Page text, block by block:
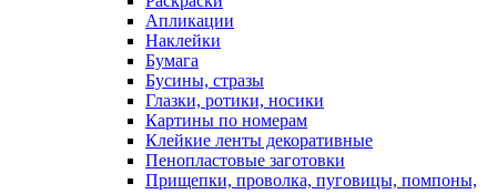
Апликации
Наклейки
Бумага
Бусины, стразы
Глазки, ротики, носики
Картины по номерам
Клейкие ленты декоративные
Пенопластовые заготовки
Прищепки, проволка, пуговицы, помпоны,